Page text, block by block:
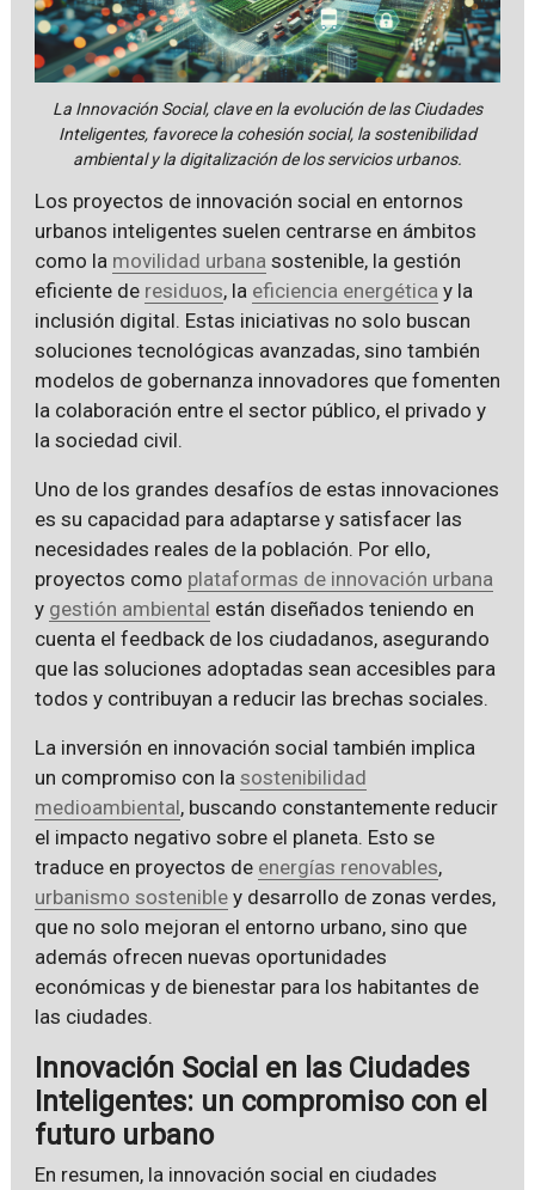
La Innovación Social, clave en la evolución de las Ciudades
Inteligentes, favorece la cohesión social, la sostenibilidad
ambiental y la digitalización de los servicios urbanos.
Los proyectos de innovación social en entornos
urbanos inteligentes suelen centrarse en ámbitos
como la movilidad urbana sostenible, la gestión
eficiente de residuos, la eficiencia energética y la
inclusión digital. Estas iniciativas no solo buscan
soluciones tecnológicas avanzadas, sino también
modelos de gobernanza innovadores que fomenten
la colaboración entre el sector público, el privado y
la sociedad civil.
Uno de los grandes desafíos de estas innovaciones
es su capacidad para adaptarse y satisfacer las
necesidades reales de la población. Por ello,
proyectos como plataformas de innovación urbana
y gestión ambiental están diseñados teniendo en
cuenta el feedback de los ciudadanos, asegurando
que las soluciones adoptadas sean accesibles para
todos y contribuyan a reducir las brechas sociales.
La inversión en innovación social también implica
un compromiso con la sostenibilidad
medioambiental, buscando constantemente reducir
el impacto negativo sobre el planeta. Esto se
traduce en proyectos de energías renovables,
urbanismo sostenibley desarrollo de zonas verdes,
que no solo mejoran el entorno urbano, sino que
además ofrecen nuevas oportunidades
económicas y de bienestar para los habitantes de
las ciudades.
Innovación Social en las Ciudades
Inteligentes: un compromiso con el
futuro urbano
En resumen, la innovación social en ciudades